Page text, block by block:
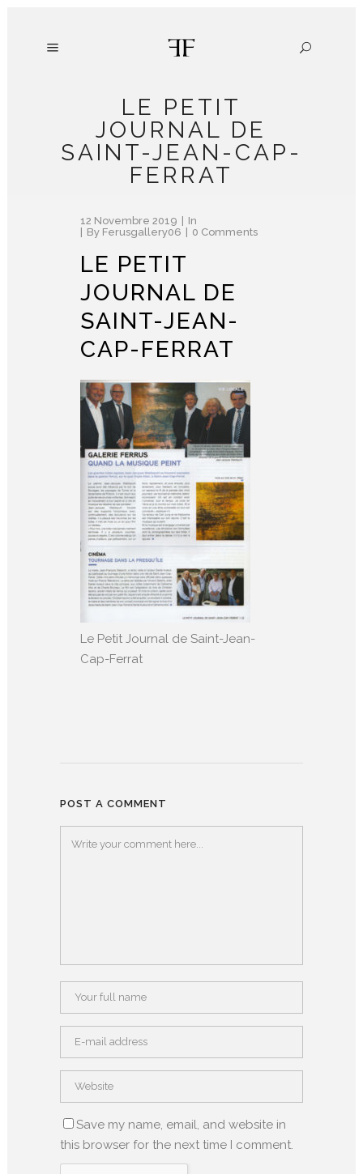
LE PETIT
JOURNAL DE
SAINT-JEAN-CAP-
FERRAT
12 Novembre 2019
In
By Ferusgallery06 0 Comments
LE PETIT
JOURNAL DE
SAINT-JEAN-
CAP-FERRAT
Le Petit Journal de Saint-Jean-
Cap-Ferrat
POST A COMMENT
Save my name, email, and website in
this browser for the next time I comment.